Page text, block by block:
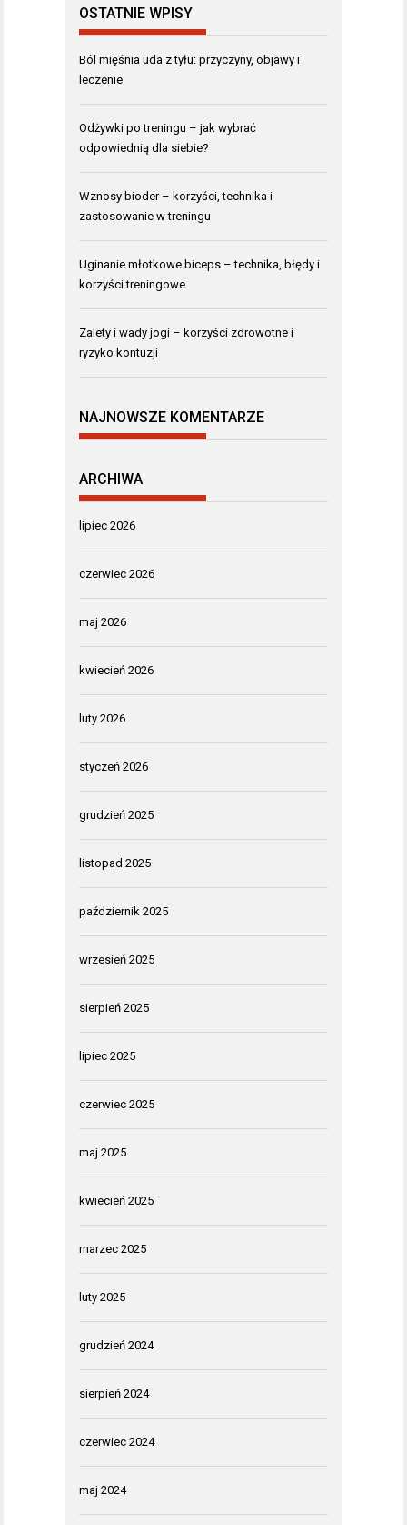
OSTATNIE WPISY
Ból mięśnia uda z tyłu: przyczyny, objawy i
leczenie
Odżywki po treningu – jak wybrać
odpowiednią dla siebie?
Wznosy bioder – korzyści, technika i
zastosowanie w treningu
Uginanie młotkowe biceps – technika, błędy i
korzyści treningowe
Zalety i wady jogi – korzyści zdrowotne i
ryzyko kontuzji
NAJNOWSZE KOMENTARZE
ARCHIWA
lipiec 2026
czerwiec 2026
maj 2026
kwiecień 2026
luty 2026
styczeń 2026
grudzień 2025
listopad 2025
październik 2025
wrzesień 2025
sierpień 2025
lipiec 2025
czerwiec 2025
maj 2025
kwiecień 2025
marzec 2025
luty 2025
grudzień 2024
sierpień 2024
czerwiec 2024
maj 2024